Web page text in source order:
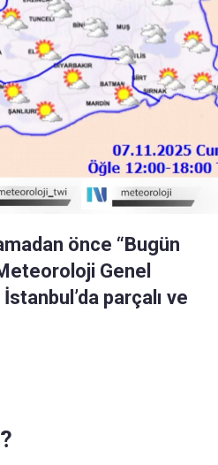
önce “Bugün
Genel
parçalı ve